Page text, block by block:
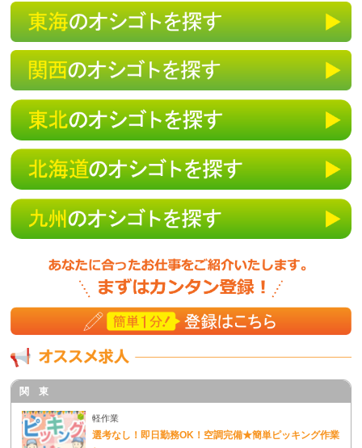
b)人の生命、身体又は財産の保護のために必要が
ある場合であって、本人の同意を得ることがt困
難である場合
c)公衆衛生の向上又は児童の健全な育成の推進の
ために特に必要がある場合であって、本人の同意
を得ることが困難であるとき
ｄ）国の機関若しくは地方公共団体又はその委託
を受けた者が法令の定める事務を遂行することに
対して協力する必要がある場合であって、本人の
同意を得ることによって当該事務の遂行に支障を
及ぼすおそれがあるとき
４．個人情報の委託について
個人情報について、当法人の個人情報保護管理体
制が一定の水準に達していると認めた情報処理業
者などに預託（委託）する場合があります。その
場合には当社の責任で適切な委託先を選択し、個
人情報の取扱に関する契約を締結した上で委託し
等の問い合わせについて
当社が保有するご本人様の個人情報について開示
請求・訂正・削除・個人情報の委託等の利用停止
を希望される際は、担当者にお申し出ください。
ご本人様からの請求であることが確認できた場
関 東
軽作業
選考なし！即日勤務OK！空調完備★簡単ピッキング作業